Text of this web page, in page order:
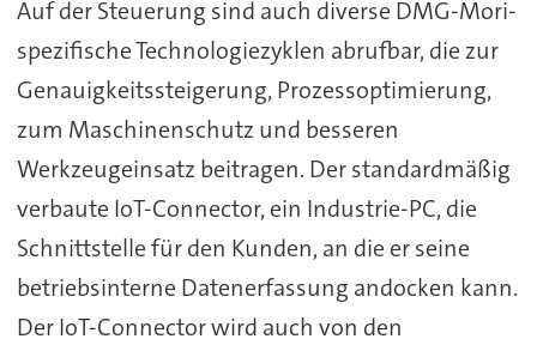
Auf der Steuerung sind auch diverse DMG-Mori-
spezifische Technologiezyklen abrufbar, die zur
Genauigkeitssteigerung, Prozessoptimierung,
zum Maschinenschutz und besseren
Werkzeugeinsatz beitragen. Der standardmäßig
verbaute IoT-Connector, ein Industrie-PC, die
Schnittstelle für den Kunden, an die er seine
betriebsinterne Datenerfassung andocken kann.
Der IoT-Connector wird auch von den